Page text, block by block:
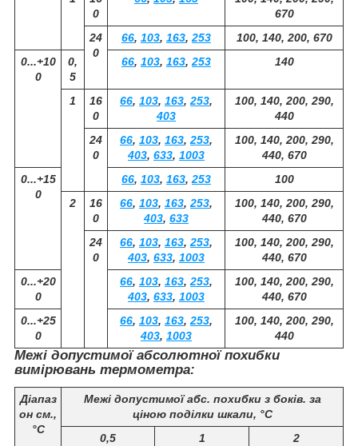
0
670
24
0
66, 103, 163,253
100, 140, 200, 670
0...+10
0
0,
5
66, 103, 163,253 140
1
16
0
66, 103, 163,253,
403
100, 140, 200, 290,
440
24
0
66, 103, 163,253,
403, 633, 1003
100, 140, 200, 290,
440, 670
0...+15
0
66, 103, 163,253
100
2
16
0
66, 103, 163,253,
403, 633
100, 140, 200, 290,
440, 670
24
0
66, 103, 163,253,
403, 633, 1003
100, 140, 200, 290,
440, 670
0...+20
0
66, 103, 163,253,
403, 633, 1003
100, 140, 200, 290,
440, 670
0...+25
0
66, 103, 163,253,
403, 1003
100, 140, 200, 290,
440
Межі допустимої абсолютної похибки
вимірювань термометра:
Діапаз
он см.,
°С
Межі допустимої абс. похибки з боків. за
ціною поділки шкали, °C
0,5
1
2